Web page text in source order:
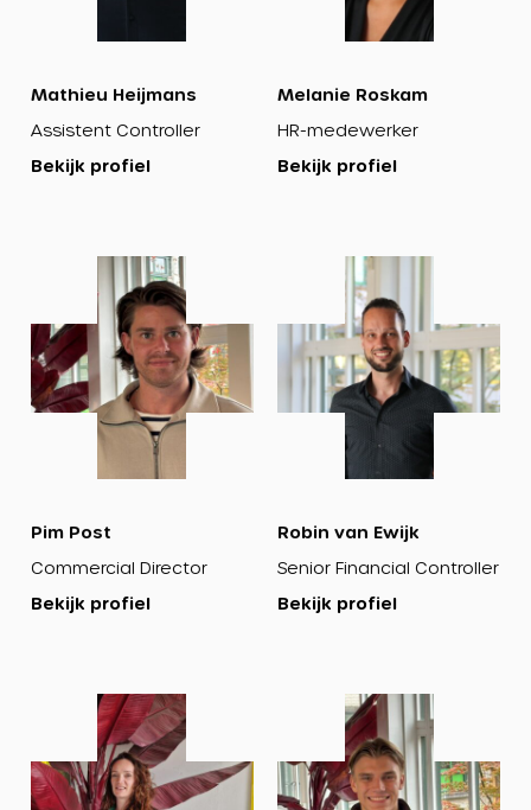
Mathieu Heijmans
Assistent Controller
Bekijk profiel
Melanie Roskam
HR-medewerker
Bekijk profiel
Pim Post
Commercial Director
Bekijk profiel
Robin van Ewijk
Senior Financial Controller
Bekijk profiel